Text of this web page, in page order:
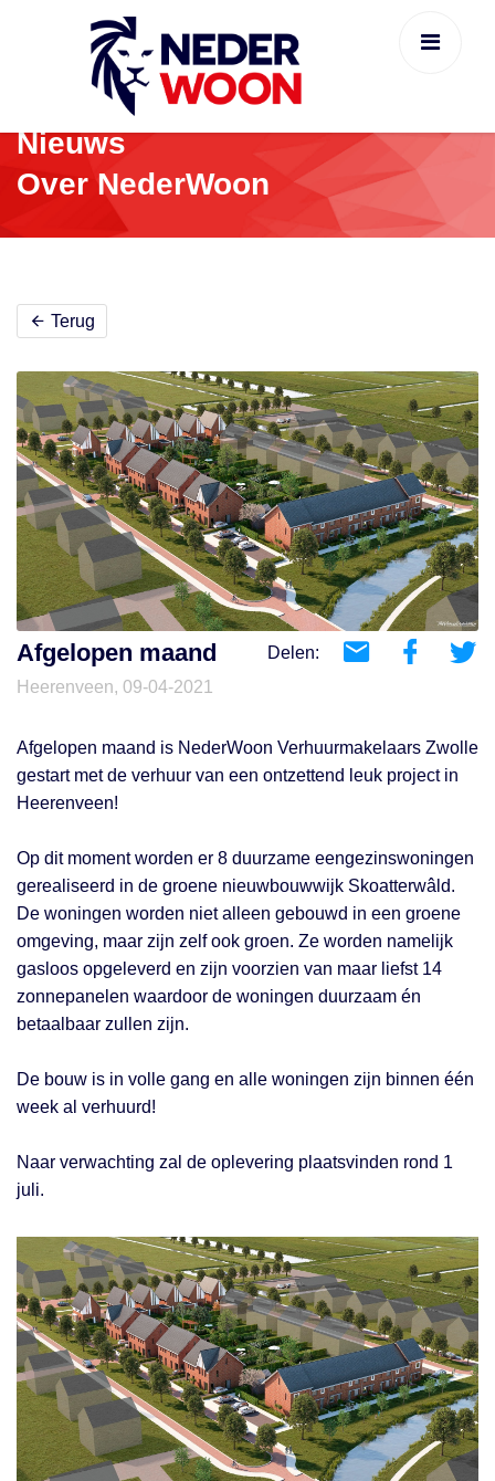
Nieuws
Over NederWoon
Terug
Afgelopen maand
Delen:
Heerenveen, 09-04-2021
Afgelopen maand is NederWoon Verhuurmakelaars Zwolle
gestart met de verhuur van een ontzettend leuk project in
Heerenveen!
Op dit moment worden er 8 duurzame eengezinswoningen
gerealiseerd in de groene nieuwbouwwijk Skoatterwâld.
De woningen worden niet alleen gebouwd in een groene
omgeving, maar zijn zelf ook groen. Ze worden namelijk
gasloos opgeleverd en zijn voorzien van maar liefst 14
zonnepanelen waardoor de woningen duurzaam én
betaalbaar zullen zijn.
De bouw is in volle gang en alle woningen zijn binnen één
week al verhuurd!
Naar verwachting zal de oplevering plaatsvinden rond 1
juli.